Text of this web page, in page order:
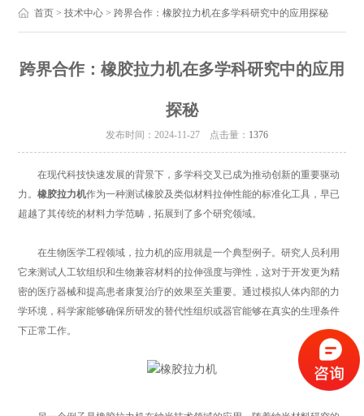
首页 >技术中心 > 跨界合作：橡胶拉力机在多学科研究中的应用探秘
跨界合作：橡胶拉力机在多学科研究中的应用
探秘
发布时间：2024-11-27 点击量： 1376
在现代科技快速发展的背景下，多学科交叉已成为推动创新的重要驱动
力。橡胶拉力机作为一种测试橡胶及类似材料拉伸性能的标准化工具，早已
超越了其传统的材料力学范畴，拓展到了多个研究领域。
在生物医学工程领域，拉力机的应用就是一个典型例子。研究人员利用
它来测试人工软组织和生物兼容材料的拉伸强度与弹性，这对于开发更为精
密的医疗器械和提高患者康复治疗的效果至关重要。通过模拟人体内部的力
学环境，科学家能够确保所研发的替代性组织或器官能够在真实的生理条件
下正常工作。